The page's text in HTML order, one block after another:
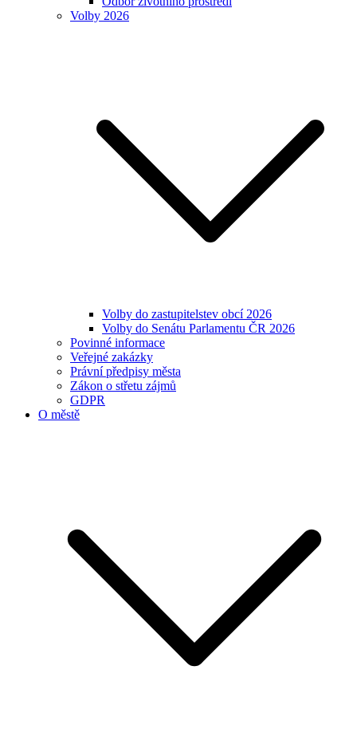
Volby 2026
Volby do zastupitelstev obcí 2026
Volby do Senátu Parlamentu ČR 2026
Povinné informace
Veřejné zakázky
Právní předpisy města
Zákon o střetu zájmů
GDPR
O městě